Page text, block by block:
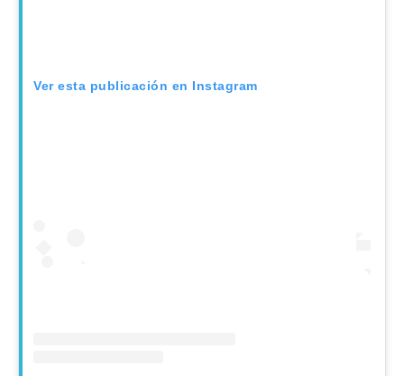
Ver esta publicación en Instagram